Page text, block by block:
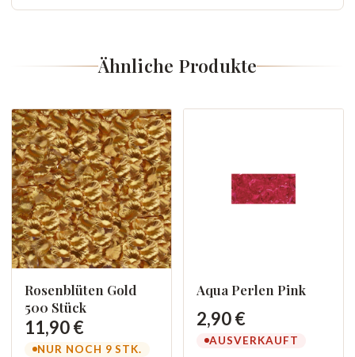
Ähnliche Produkte
Rosenblüten Gold
500 Stück
11,90 €
NUR NOCH 9 STK.
Aqua Perlen Pink
2,90 €
AUSVERKAUFT